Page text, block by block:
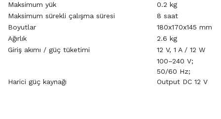
Maksimum yük
0.2 kg
Maksimum sürekli çalışma süresi
8 saat
Boyutlar
180x170x145 mm
Ağırlık
2.6 kg
Giriş akımı / güç tüketimi
12 V, 1 A / 12 W
Harici güç kaynağı
100–240 V;
50/60 Hz;
Output DC 12 V